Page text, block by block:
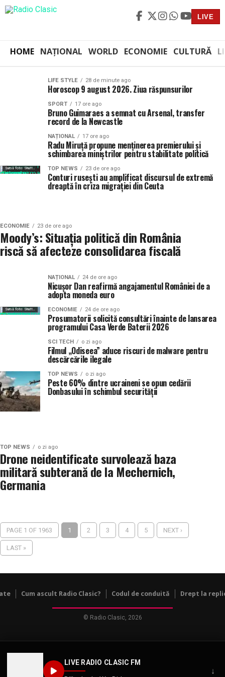
LIVE
HOME NAȚIONAL WORLD ECONOMIE CULTURĂ
LIVE RADIO CLASIC FM
↓
LIFE STYLE 28 de minute ago
Horoscop 9 august 2026. Ziua răspunsurilor
SPORT 17 ore ago
Bruno Guimaraes a semnat cu Arsenal, transfer
record de la Newcastle
NAȚIONAL 17 ore ago
Radu Miruță propune menținerea premierului și
schimbarea miniștrilor pentru stabilitate politică
Sursă foto: Shutterstock
TOP NEWS 23 de ore ago
Conturi rusești au amplificat discursul de extremă
dreaptă în criza migrației din Ceuta
ECONOMIE 23 de ore ago
Moody’s: Situația politică din România
riscă să afecteze consolidarea fiscală
NAȚIONAL 24 de ore ago
Nicușor Dan reafirmă angajamentul României de a
adopta moneda euro
Sursă foto: Shutterstock
ECONOMIE 24 de ore ago
Prosumatorii solicită consultări înainte de lansarea
programului Casa Verde Baterii 2026
SCI TECH o zi ago
Filmul „Odiseea” aduce riscuri de malware pentru
descărcările ilegale
TOP NEWS o zi ago
Peste 60% dintre ucraineni se opun cedării
Donbasului în schimbul securității
TOP NEWS o zi ago
Drone neidentificate survolează baza
militară subterană de la Mechernich,
Germania
PAGE 1 OF 1963 1 2 3 4 5 NEXT ›
LAST »
Cum ascult Radio Clasic? Codul de conduită Drept la
© Radio Clasic, 2026